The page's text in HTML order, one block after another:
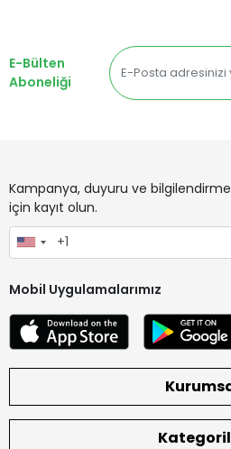
E-Bülten
Aboneliği
Kampanya, duyuru ve
için kayıt olun.
Mobil Uygulamalarımız